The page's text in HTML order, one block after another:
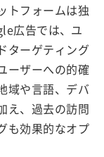
トフォームは独
広告では、ユ
ターゲティング
ーザーへの的確
域や言語、デバ
え、過去の訪問
も効果的なオプ